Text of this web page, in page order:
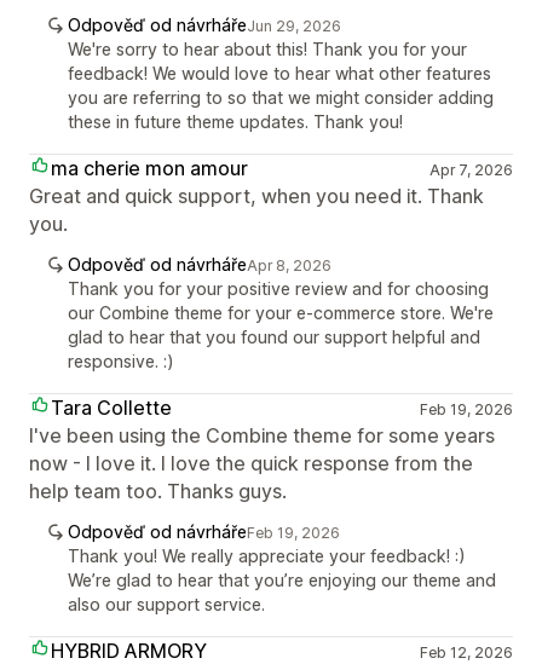
Odpověď od návrhářeJun 29, 2026
We're sorry to hear about this! Thank you for your
feedback! We would love to hear what other features
you are referring to so that we might consider adding
these in future theme updates. Thank you!
ma cherie mon amour Apr 7, 2026
Great and quick support, when you need it. Thank
you.
Odpověď od návrhářeApr 8, 2026
Thank you for your positive review and for choosing
our Combine theme for your e-commerce store. We're
glad to hear that you found our support helpful and
responsive. :)
Tara Collette Feb 19, 2026
I've been using the Combine theme for some years
now - I love it. I love the quick response from the
help team too. Thanks guys.
Odpověď od návrhářeFeb 19, 2026
Thank you! We really appreciate your feedback! :)
We’re glad to hear that you’re enjoying our theme and
also our support service.
HYBRID ARMORY Feb 12, 2026